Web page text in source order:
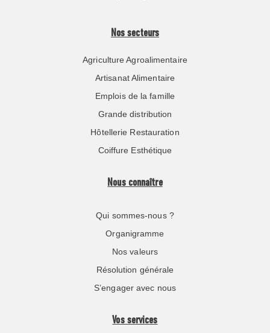
Nos secteurs
Agriculture Agroalimentaire
Artisanat Alimentaire
Emplois de la famille
Grande distribution
Hôtellerie Restauration
Coiffure Esthétique
Nous connaître
Qui sommes-nous ?
Organigramme
Nos valeurs
Résolution générale
S’engager avec nous
Vos services